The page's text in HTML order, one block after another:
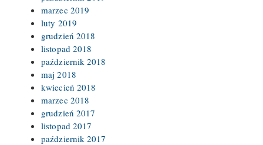
marzec 2019
luty 2019
grudzień 2018
listopad 2018
październik 2018
maj 2018
kwiecień 2018
marzec 2018
grudzień 2017
listopad 2017
październik 2017